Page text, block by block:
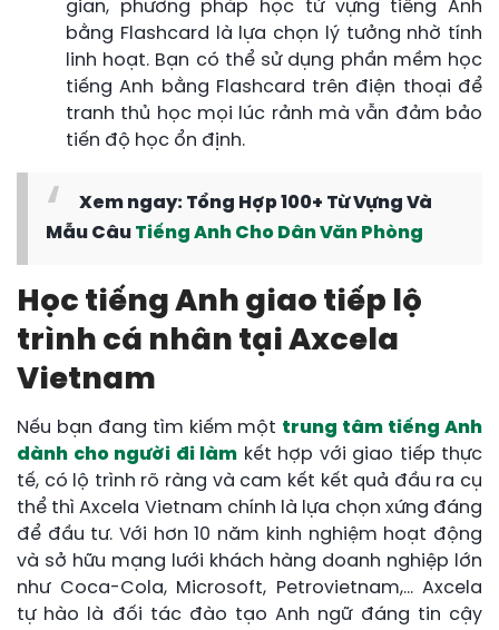
gian, phương pháp học từ vựng tiếng Anh
bằng Flashcard là lựa chọn lý tưởng nhờ tính
linh hoạt. Bạn có thể sử dụng phần mềm học
tiếng Anh bằng Flashcard trên điện thoại để
tranh thủ học mọi lúc rảnh mà vẫn đảm bảo
tiến độ học ổn định.
Xem ngay: Tổng Hợp 100+ Từ Vựng Và
Mẫu Câu Tiếng Anh Cho Dân Văn Phòng
Học tiếng Anh giao tiếp lộ
trình cá nhân tại Axcela
Vietnam
Nếu bạn đang tìm kiếm một trung tâm tiếng Anh
dành cho người đi làm kết hợp với giao tiếp thực
tế, có lộ trình rõ ràng và cam kết kết quả đầu ra cụ
thể thì Axcela Vietnam chính là lựa chọn xứng đáng
để đầu tư. Với hơn 10 năm kinh nghiệm hoạt động
và sở hữu mạng lưới khách hàng doanh nghiệp lớn
như Coca-Cola, Microsoft, Petrovietnam,… Axcela
tự hào là đối tác đào tạo Anh ngữ đáng tin cậy